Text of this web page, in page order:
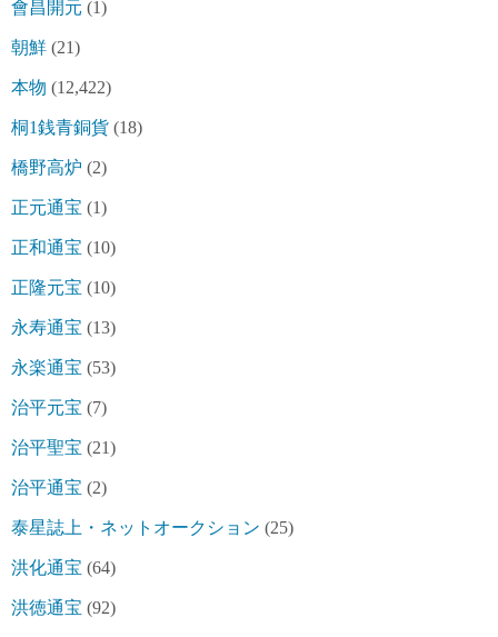
會昌開元 (1)
朝鮮 (21)
本物 (12,422)
桐1銭青銅貨 (18)
橋野高炉 (2)
正元通宝 (1)
正和通宝 (10)
正隆元宝 (10)
永寿通宝 (13)
永楽通宝 (53)
治平元宝 (7)
治平聖宝 (21)
治平通宝 (2)
泰星誌上・ネットオークション (25)
洪化通宝 (64)
洪徳通宝 (92)